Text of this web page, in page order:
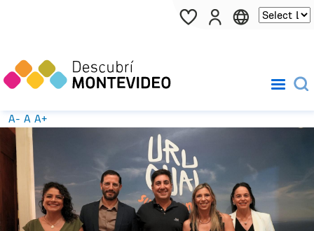
Pasar al contenido principal
A- A A+